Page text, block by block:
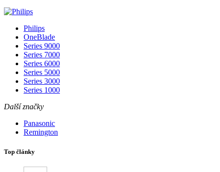
Philips
OneBlade
Series 9000
Series 7000
Series 6000
Series 5000
Series 3000
Series 1000
Další značky
Panasonic
Remington
Top články